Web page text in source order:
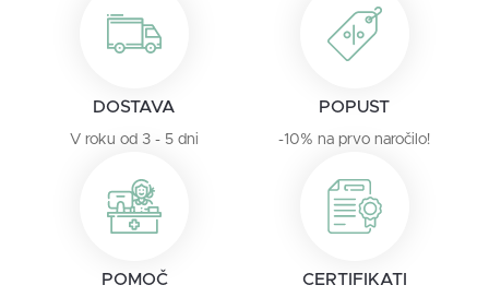
DOSTAVA
V roku od 3 - 5 dni
POPUST
-10% na prvo naročilo!
POMOČ CERTIFIKATI